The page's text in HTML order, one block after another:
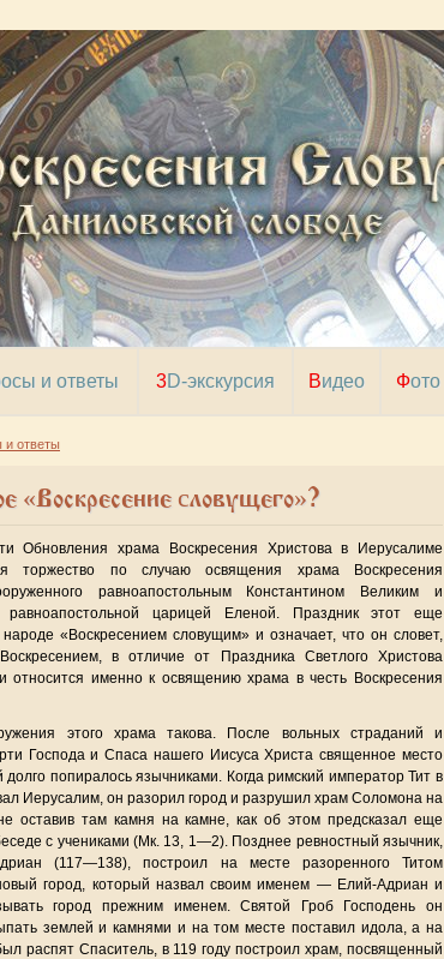
и ответы 3D-экскурсия Видео Фото
и ответы
«Воскресение cловущего»?
Обновления храма Воскресения Христова в Иерусалиме
торжество по случаю освящения храма Воскресения
равноапостольным Константином Великим и
равноапостольной царицей Еленой. Праздник этот еще
«Воскресением словущим» и означает, что он словет,
в отличие от Праздника Светлого Христова
относится именно к освящению храма в честь Воскресения
этого храма такова. После вольных страданий и
Господа и Спаса нашего Иисуса Христа священное место
долго попиралось язычниками. Когда римский император Тит в
Иерусалим, он разорил город и разрушил храм Соломона на
оставив там камня на камне, как об этом предсказал еще
с учениками (Мк. 13, 1—2). Позднее ревностный язычник,
(117—138), построил на месте разоренного Титом
город, который назвал своим именем — Елий-Адриан и
город прежним именем. Святой Гроб Господень он
землей и камнями и на том месте поставил идола, а на
распят Спаситель, в 119 году построил храм, посвященный